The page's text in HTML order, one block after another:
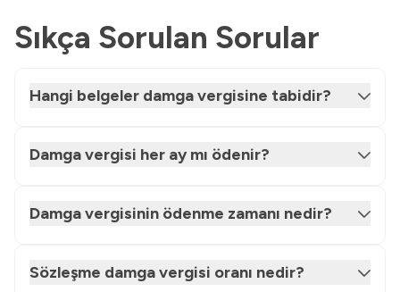
Sıkça Sorulan Sorular
Hangi belgeler damga vergisine tabidir?
Damga vergisi her ay mı ödenir?
Damga vergisinin ödenme zamanı nedir?
Sözleşme damga vergisi oranı nedir?